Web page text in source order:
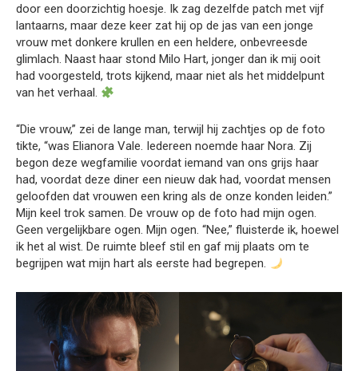
door een doorzichtig hoesje. Ik zag dezelfde patch met vijf
lantaarns, maar deze keer zat hij op de jas van een jonge
vrouw met donkere krullen en een heldere, onbevreesde
glimlach. Naast haar stond Milo Hart, jonger dan ik mij ooit
had voorgesteld, trots kijkend, maar niet als het middelpunt
van het verhaal.
“Die vrouw,” zei de lange man, terwijl hij zachtjes op de foto
tikte, “was Elianora Vale. Iedereen noemde haar Nora. Zij
begon deze wegfamilie voordat iemand van ons grijs haar
had, voordat deze diner een nieuw dak had, voordat mensen
geloofden dat vrouwen een kring als de onze konden leiden.”
Mijn keel trok samen. De vrouw op de foto had mijn ogen.
Geen vergelijkbare ogen. Mijn ogen. “Nee,” fluisterde ik, hoewel
ik het al wist. De ruimte bleef stil en gaf mij plaats om te
begrijpen wat mijn hart als eerste had begrepen.